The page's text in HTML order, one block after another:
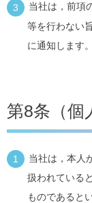
当社は，前項
等を行わない
に通知します。
第8条（個
当社は，本人
扱われている
ものであると